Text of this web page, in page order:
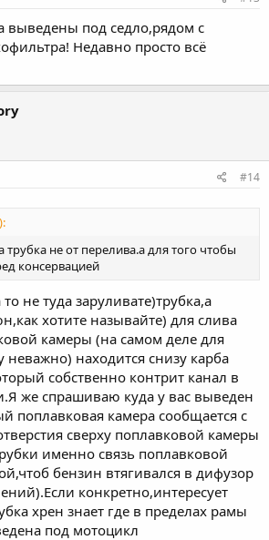
выведены под седло,рядом с
Недавно просто всё
#14
трубка не от перелива.а для того чтобы
консервацией
не туда заруливате)трубка,а
хотите называйте) для слива
камеры (на самом деле для
неважно) находится снизу карба
собственно контрит канал в
же спрашиваю куда у вас выведен
поплавковая камера сообщается с
сверху поплавковой камеры
именно связь поплавковой
бензин втягивался в дифузор
конкретно,интересует
хрен знает где в пределах рамы
под мотоцикл